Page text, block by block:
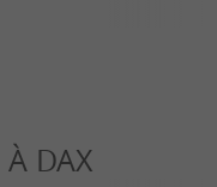
À DAX